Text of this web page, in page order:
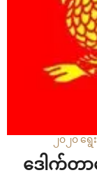
၂၀၂၀ ရွ
ဒေါက်တ